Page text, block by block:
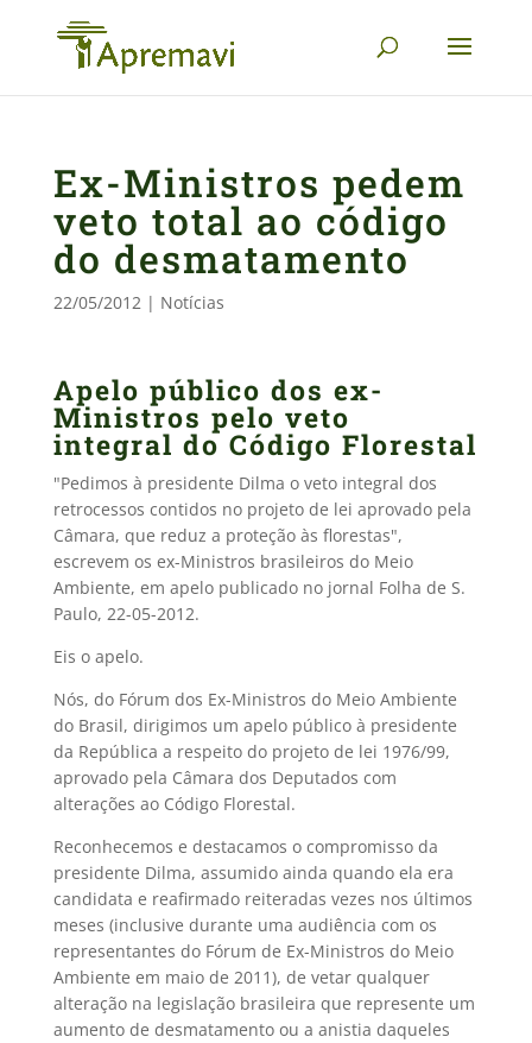
Ex-Ministros pedem
veto total ao código
do desmatamento
22/05/2012| Notícias
Apelo público dos ex-
Ministros pelo veto
integral do Código Florestal
"Pedimos à presidente Dilma o veto integral dos
retrocessos contidos no projeto de lei aprovado pela
Câmara, que reduz a proteção às florestas",
escrevem os ex-Ministros brasileiros do Meio
Ambiente, em apelo publicado no jornal Folha de S.
Paulo, 22-05-2012.
Eis o apelo.
Nós, do Fórum dos Ex-Ministros do Meio Ambiente
do Brasil, dirigimos um apelo público à presidente
da República a respeito do projeto de lei 1976/99,
aprovado pela Câmara dos Deputados com
alterações ao Código Florestal.
Reconhecemos e destacamos o compromisso da
presidente Dilma, assumido ainda quando ela era
candidata e reafirmado reiteradas vezes nos últimos
meses (inclusive durante uma audiência com os
representantes do Fórum de Ex-Ministros do Meio
Ambiente em maio de 2011), de vetar qualquer
alteração na legislação brasileira que represente um
aumento de desmatamento ou a anistia daqueles